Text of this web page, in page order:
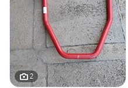
2